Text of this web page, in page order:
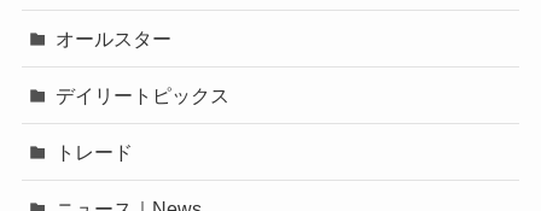
オールスター
デイリートピックス
トレード